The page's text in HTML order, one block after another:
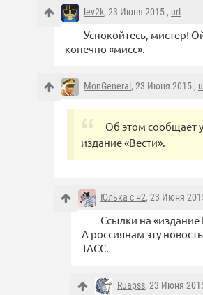
lev2k, 23 Июня 2015 , url
Успокойтесь, мистер!
конечно «мисс».
MonGeneral , 23 Июня 2015 ,
Об этом сообщает
издание «Вести».
Юлька с н2, 23 Июня
Ссылки на «издание
А россиянам эту
ТАСС.
Ruapss, 23 Июня